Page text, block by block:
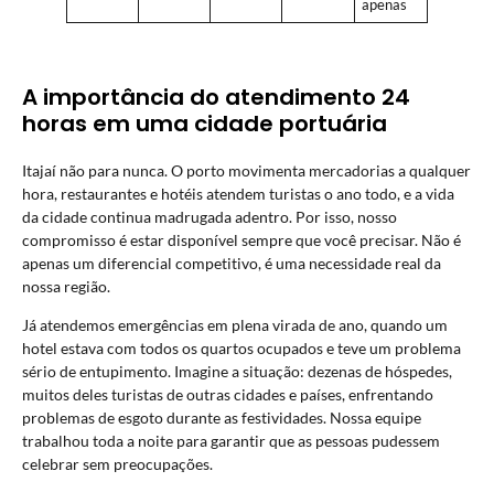
apenas
A importância do atendimento 24
horas em uma cidade portuária
Itajaí não para nunca. O porto movimenta mercadorias a qualquer
hora, restaurantes e hotéis atendem turistas o ano todo, e a vida
da cidade continua madrugada adentro. Por isso, nosso
compromisso é estar disponível sempre que você precisar. Não é
apenas um diferencial competitivo, é uma necessidade real da
nossa região.
Já atendemos emergências em plena virada de ano, quando um
hotel estava com todos os quartos ocupados e teve um problema
sério de entupimento. Imagine a situação: dezenas de hóspedes,
muitos deles turistas de outras cidades e países, enfrentando
problemas de esgoto durante as festividades. Nossa equipe
trabalhou toda a noite para garantir que as pessoas pudessem
celebrar sem preocupações.